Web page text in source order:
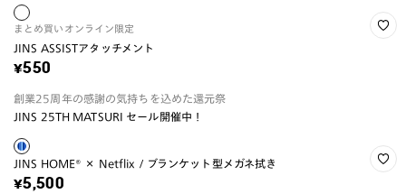
まとめ買い オンライン限定
JINS ASSISTアタッチメント
¥550
創業25周年の感謝の気持ちを込めた還元祭
JINS 25TH MATSURI セール開催中！
JINS HOME® × Netflix / ブランケット型メガネ拭き
¥5,500